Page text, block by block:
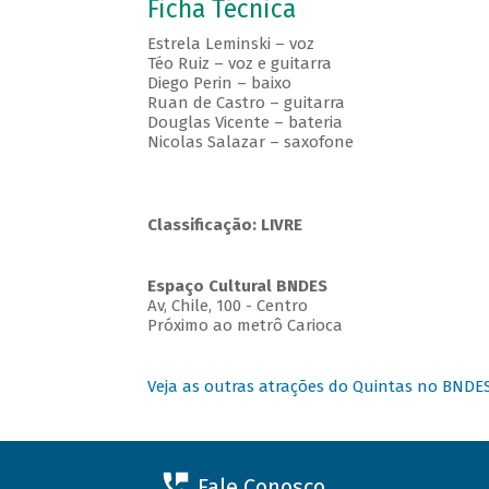
Ficha Técnica
Estrela Leminski – voz
Téo Ruiz – voz e guitarra
Diego Perin – baixo
Ruan de Castro – guitarra
Douglas Vicente – bateria
Nicolas Salazar – saxofone
Classificação: LIVRE
Espaço Cultural BNDES
Av, Chile, 100 - Centro
Próximo ao metrô Carioca
Veja as outras atrações do Quintas no